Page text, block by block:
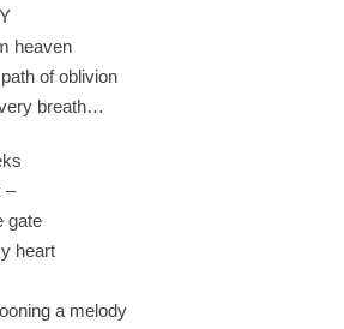
heaven
of oblivion
breath…
–
gate
heart
a melody